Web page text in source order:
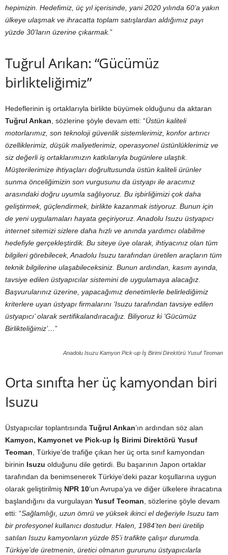
hepimizin. Hedefimiz, üç yıl içerisinde, yani 2020 yılında 60’a yakın
ülkeye ulaşmak ve ihracatta toplam satışlardan aldığımız payı
yüzde 30’ların üzerine çıkarmak.”
Tuğrul Arıkan: “Gücümüz
birlikteliğimiz”
Hedeflerinin iş ortaklarıyla birlikte büyümek olduğunu da aktaran
Tuğrul Arıkan , sözlerine şöyle devam etti: “Üstün kaliteli
motorlarımız, son teknoloji güvenlik sistemlerimiz, konfor artırıcı
özelliklerimiz, düşük maliyetlerimiz, operasyonel üstünlüklerimiz ve
siz değerli iş ortaklarımızın katkılarıyla bugünlere ulaştık.
Müşterilerimize ihtiyaçları doğrultusunda üstün kaliteli ürünler
sunma önceliğimizin son vurgusunu da üstyapı ile aracımız
arasındaki doğru uyumla sağlıyoruz. Bu işbirliğimizi çok daha
geliştirmek, güçlendirmek, birlikte kazanmak istiyoruz. Bunun için
de yeni uygulamaları hayata geçiriyoruz. Anadolu Isuzu üstyapıcı
internet sitemizi sizlere daha hızlı ve anında yardımcı olabilme
hedefiyle gerçekleştirdik. Bu siteye üye olarak, ihtiyacınız olan tüm
bilgileri görebilecek, Anadolu Isuzu tarafından üretilen araçların tüm
teknik bilgilerine ulaşabileceksiniz. Bunun ardından, kasım ayında,
tavsiye edilen üstyapıcılar sistemini de uygulamaya alacağız.
Başvurularınız üzerine, yapacağımız denetimlerle belirlediğimiz
kriterlere uyan üstyapı firmalarını ‘Isuzu tarafından tavsiye edilen
üstyapıcı’ olarak sertifikalandıracağız. Biliyoruz ki ‘Gücümüz
Birlikteliğimiz’…”
Anadolu Isuzu Kamyon Pick-up İş Birimi Direktörü Yusuf Teoman
Orta sınıfta her üç kamyondan biri
Isuzu
Üstyapıcılar toplantısında Tuğrul Arıkan’ın ardından söz alan
Kamyon, Kamyonet ve Pick-up İş Birimi Direktörü Yusuf
Teoman , Türkiye’de trafiğe çıkan her üç orta sınıf kamyondan
birinin Isuzu olduğunu dile getirdi. Bu başarının Japon ortaklar
tarafından da benimsenerek Türkiye’deki pazar koşullarına uygun
olarak geliştirilmiş NPR 10’un Avrupa’ya ve diğer ülkelere ihracatına
başlandığını da vurgulayan Yusuf Teoman , sözlerine şöyle devam
etti: “Sağlamlığı, uzun ömrü ve yüksek ikinci el değeriyle Isuzu tam
bir profesyonel kullanıcı dostudur. Halen, 1984’ten beri üretilip
satılan Isuzu kamyonların yüzde 85’i trafikte çalışır durumda.
Türkiye’de üretmenin, üretici olmanın gururunu üstyapıcılarla